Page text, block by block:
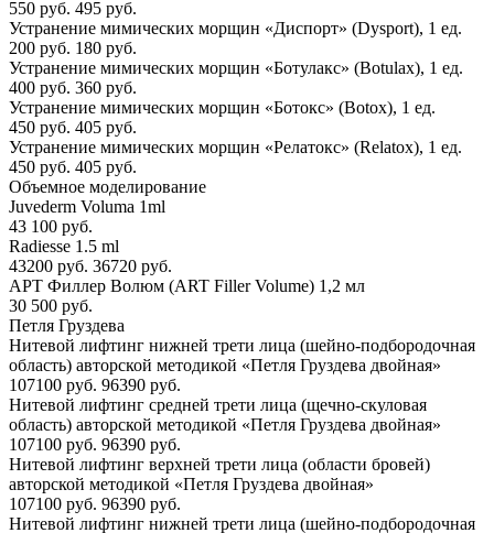
550 руб. 495 руб.
Устранение мимических морщин «Диспорт» (Dysport), 1 ед.
200 руб. 180 руб.
Устранение мимических морщин «Ботулакс» (Botulax), 1 ед.
400 руб. 360 руб.
Устранение мимических морщин «Ботокс» (Botox), 1 ед.
450 руб. 405 руб.
Устранение мимических морщин «Релатокс» (Relatox), 1 ед.
450 руб. 405 руб.
Объемное моделирование
Juvederm Voluma 1ml
43 100 руб.
Radiesse 1.5 ml
43200 руб. 36720 руб.
АРТ Филлер Волюм (ART Filler Volume) 1,2 мл
30 500 руб.
Петля Груздева
Нитевой лифтинг нижней трети лица (шейно-подбородочная
область) авторской методикой «Петля Груздева двойная»
107100 руб. 96390 руб.
Нитевой лифтинг средней трети лица (щечно-скуловая
область) авторской методикой «Петля Груздева двойная»
107100 руб. 96390 руб.
Нитевой лифтинг верхней трети лица (области бровей)
авторской методикой «Петля Груздева двойная»
107100 руб. 96390 руб.
Нитевой лифтинг нижней трети лица (шейно-подбородочная